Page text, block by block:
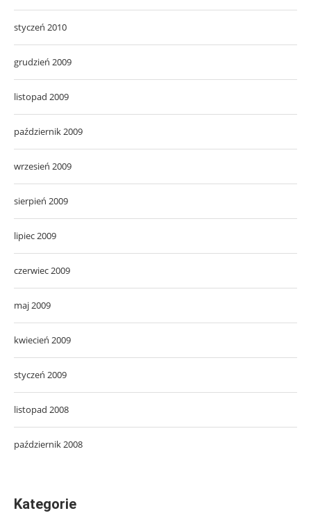
styczeń 2010
grudzień 2009
listopad 2009
październik 2009
wrzesień 2009
sierpień 2009
lipiec 2009
czerwiec 2009
maj 2009
kwiecień 2009
styczeń 2009
listopad 2008
październik 2008
Kategorie